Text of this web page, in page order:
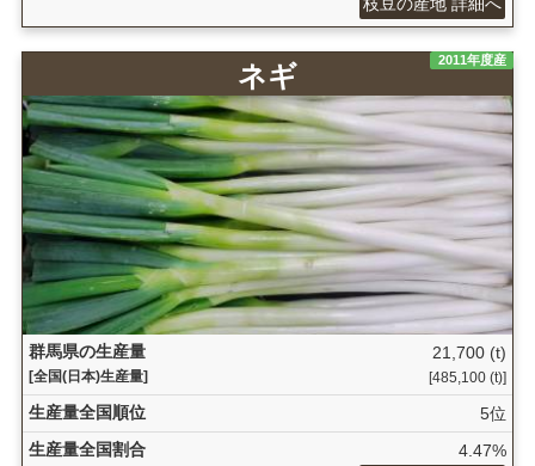
枝豆の産地 詳細へ
2011年度産
ネギ
群馬県の生産量
[全国(日本)生産量]
21,700 (t)
[485,100 (t)]
生産量全国順位
5位
生産量全国割合
4.47%